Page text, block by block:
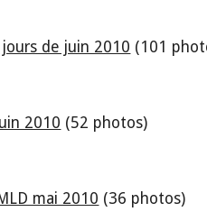
jours de juin 2010 (101
2010 (52 photos)
mai 2010 (36 photos)